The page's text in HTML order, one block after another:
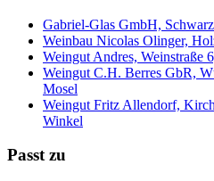
Gabriel-Glas GmbH,
Weinbau Nicolas Olinger,
Weingut Andres, Weinstraße
Weingut C.H. Berres GbR,
Mosel
Weingut Fritz Allendorf,
Winkel
Passt zu